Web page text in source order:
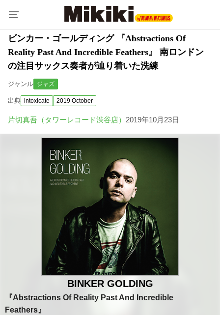
ビンカー・ゴールディング 『Abstractions Of
Reality Past And Incredible Feathers』 南ロンドン
の注目サックス奏者が辿り着いた洗練
ジャンル ジャズ
出典 intoxicate 2019 October
片切真吾（タワーレコード渋谷店） 2019年10月23日
BINKER GOLDING
『Abstractions Of Reality Past And Incredible
Feathers』